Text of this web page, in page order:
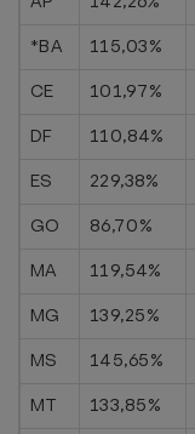
*BA
115,03%
CE
101,97%
DF
110,84%
ES
229,38%
GO
86,70%
MA
119,54%
MG
139,25%
MS
145,65%
MT
133,85%